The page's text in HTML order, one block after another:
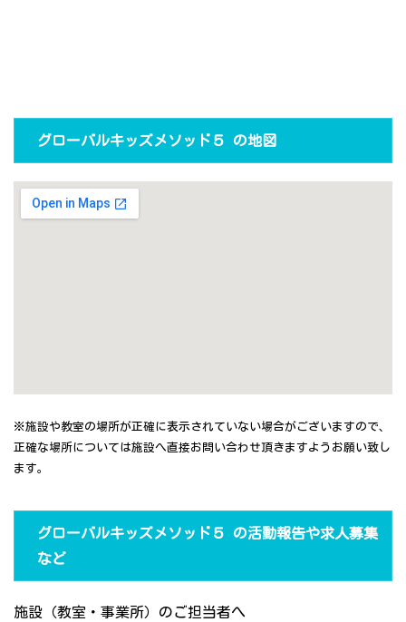
グローバルキッズメソッド５ の地図
※施設や教室の場所が正確に表示されていない場合がございますので、
正確な場所については施設へ直接お問い合わせ頂きますようお願い致し
ます。
グローバルキッズメソッド５ の活動報告や求人募集
など
施設（教室・事業所）のご担当者へ